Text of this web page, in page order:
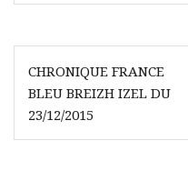
Navigation
de
l’article
CHRONIQUE FRANCE
BLEU BREIZH IZEL DU
23/12/2015